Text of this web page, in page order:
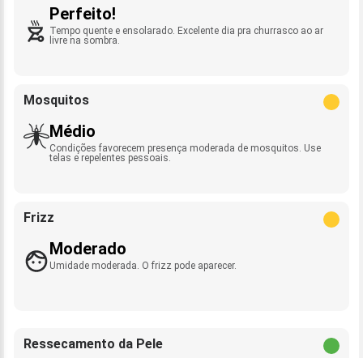
Perfeito!
Tempo quente e ensolarado. Excelente dia pra churrasco ao ar
livre na sombra.
Mosquitos
Médio
Condições favorecem presença moderada de mosquitos. Use
telas e repelentes pessoais.
Frizz
Moderado
Umidade moderada. O frizz pode aparecer.
Ressecamento da Pele